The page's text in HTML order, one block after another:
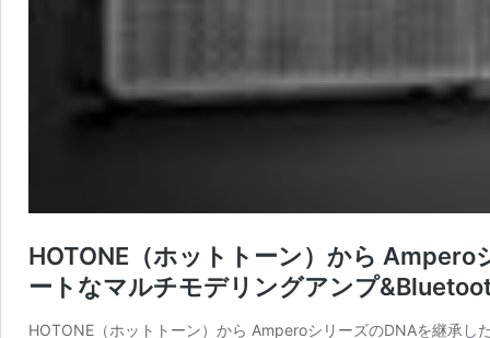
HOTONE（ホットトーン）から
ートなマルチモデリングアンプ
HOTONE（ホットトーン）から AmperoシリーズのDNAを継承